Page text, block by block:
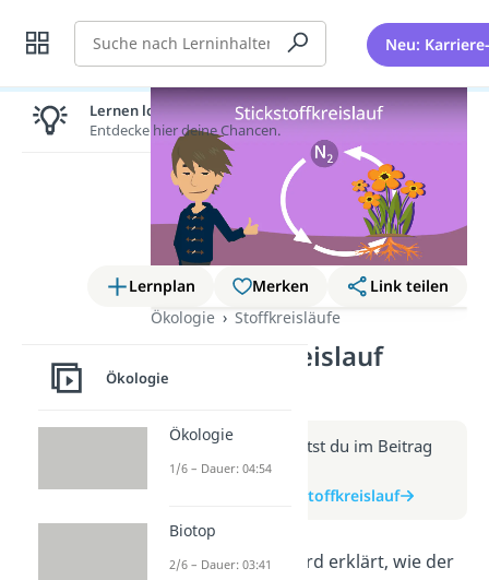
Suche Neu:
Lernplan Merken
Link teilen
Ökologie
Stoffkreisläufe
Stickstoffkreislauf
(Video)
Weitere Infos erhältst du im Beitrag
zum Video
zum Beitrag: Stickstoffkreislauf
In diesem Video wird erklärt, wie der
Lernen lohnt sich!
Entdecke hier deine Chancen.
Ökologie
Ökologie
1/6 – Dauer: 04:54
Biotop
2/6 – Dauer: 03:41